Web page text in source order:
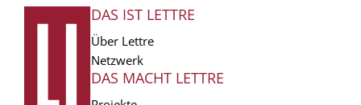
FUSSZEILE
DAS IST LETTRE
Über Lettre
Netzwerk
DAS MACHT LETTRE